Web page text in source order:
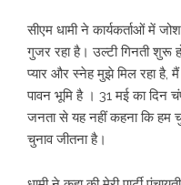
सीएम धामी ने कार्यकर्ताओं में
गुजर रहा है। उल्टी गिनती शुरू
प्यार और स्नेह मुझे मिल रहा
पावन भूमि है । 31 मई का दिन
जनता से यह नहीं कहना कि हम
चुनाव जीतना है।